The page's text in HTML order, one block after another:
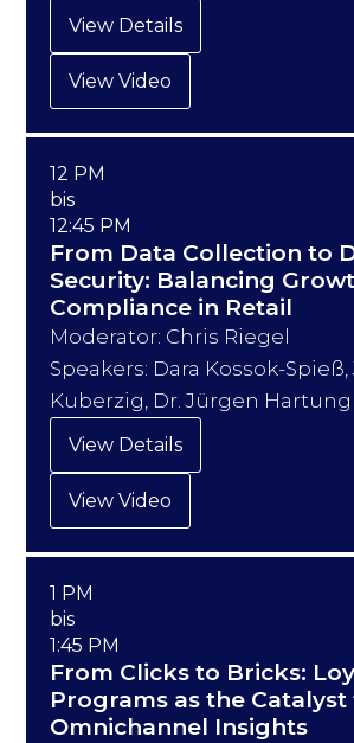
View Details
View Video
12 PM
bis
12:45 PM
From Data Collection to
Security: Balancing
Compliance in Retail
Moderator: Chris Riegel
Speakers: Dara Kossok-
Kuberzig, Dr. Jürgen Hartung
View Details
View Video
1 PM
bis
1:45 PM
From Clicks to Bricks:
Programs as the
Omnichannel Insights